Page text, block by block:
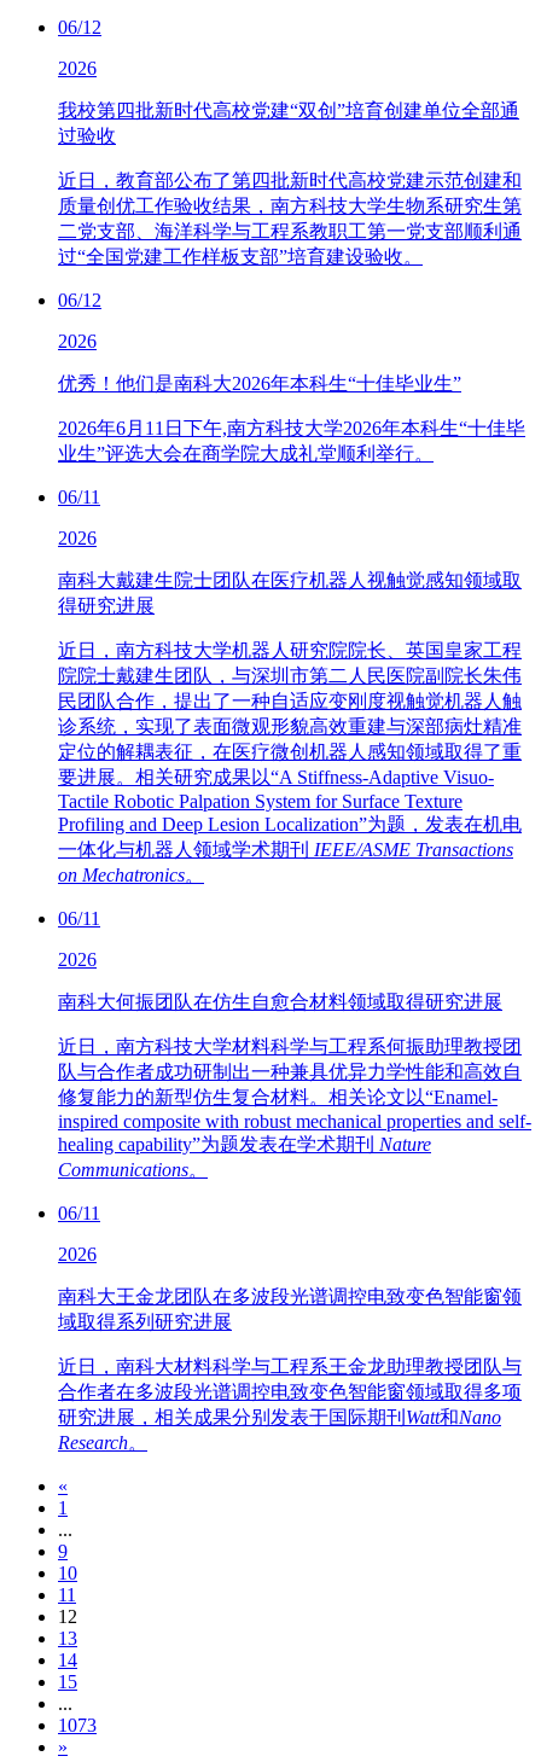
06/12
2026
我校第四批新时代高校党建“双创”培育创建单位全部通
过验收
近日，教育部公布了第四批新时代高校党建示范创建和
质量创优工作验收结果，南方科技大学生物系研究生第
二党支部、海洋科学与工程系教职工第一党支部顺利通
过“全国党建工作样板支部”培育建设验收。
06/12
2026
优秀！他们是南科大2026年本科生“十佳毕业生”
2026年6月11日下午,南方科技大学2026年本科生“十佳毕
业生”评选大会在商学院大成礼堂顺利举行。
06/11
2026
南科大戴建生院士团队在医疗机器人视触觉感知领域取
得研究进展
近日，南方科技大学机器人研究院院长、英国皇家工程
院院士戴建生团队，与深圳市第二人民医院副院长朱伟
民团队合作，提出了一种自适应变刚度视触觉机器人触
诊系统，实现了表面微观形貌高效重建与深部病灶精准
定位的解耦表征，在医疗微创机器人感知领域取得了重
要进展。相关研究成果以“A Stiffness-Adaptive Visuo-
Tactile Robotic Palpation System for Surface Texture
Profiling and Deep Lesion Localization”为题，发表在机电
一体化与机器人领域学术期刊 IEEE/ASME Transactions
on Mechatronics。
06/11
2026
南科大何振团队在仿生自愈合材料领域取得研究进展
近日，南方科技大学材料科学与工程系何振助理教授团
队与合作者成功研制出一种兼具优异力学性能和高效自
修复能力的新型仿生复合材料。相关论文以“Enamel-
inspired composite with robust mechanical properties and self-
healing capability”为题发表在学术期刊 Nature
Communications。
06/11
2026
南科大王金龙团队在多波段光谱调控电致变色智能窗领
域取得系列研究进展
近日，南科大材料科学与工程系王金龙助理教授团队与
合作者在多波段光谱调控电致变色智能窗领域取得多项
研究进展，相关成果分别发表于国际期刊 Watt和Nano
Research。
«
1
...
9
10
11
12
13
14
15
...
1073
»